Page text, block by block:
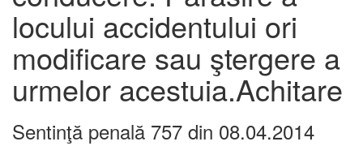
locului accidentului ori
modificare sau ştergere a
urmelor acestuia.Achitare
Sentinţă penală 757 din 08.04.2014